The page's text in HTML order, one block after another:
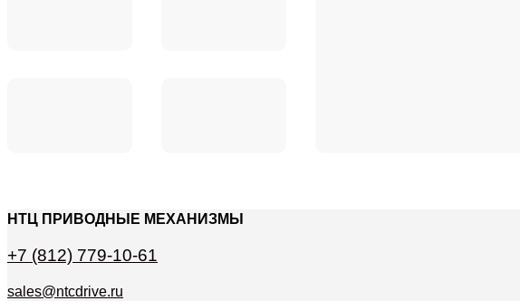
НТЦ ПРИВОДНЫЕ МЕХАНИЗМЫ
+7 (812) 779-10-61
sales@ntcdrive.ru